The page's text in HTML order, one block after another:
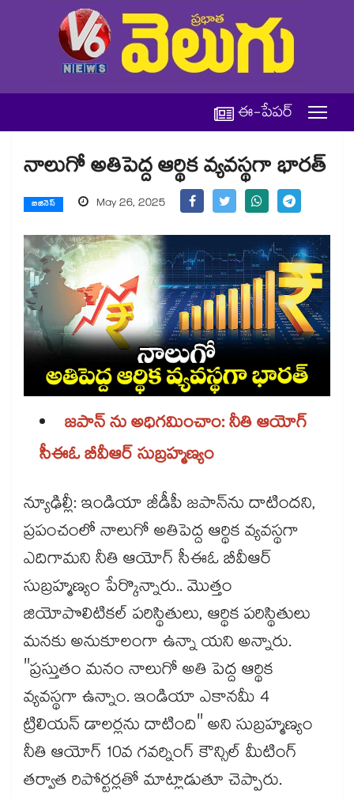
ఈ-పేపర్
నాలుగో అతిపెద్ద ఆర్థిక వ్యవస్థగా భారత్​
బిజినెస్ May 26, 2025
జపాన్ ను అధిగమించాం: నీతి ఆయోగ్
సీఈఓ బీవీఆర్ సుబ్రహ్మణ్యం
న్యూఢిల్లీ: ఇండియా జీడీపీ జపాన్​ను దాటిందని,
ప్రపంచంలో నాలుగో అతిపెద్ద ఆర్థిక వ్యవస్థగా
ఎదిగామని నీతి ఆయోగ్ సీఈఓ బీవీఆర్
సుబ్రహ్మణ్యం పేర్కొన్నారు.. మొత్తం
జియోపొలిటికల్ పరిస్థితులు, ఆర్థిక పరిస్థితులు
మనకు అనుకూలంగా ఉన్నా యని అన్నారు.
"ప్రస్తుతం మనం నాలుగో అతి పెద్ద ఆర్థిక
వ్యవస్థగా ఉన్నాం. ఇండియా ఎకానమీ 4
ట్రిలియన్ డాలర్లను దాటింది" అని సుబ్రహ్మణ్యం
నీతి ఆయోగ్ 10వ గవర్నింగ్ కౌన్సిల్ మీటింగ్
తర్వాత రిపోర్టర్లతో మాట్లాడుతూ చెప్పారు.